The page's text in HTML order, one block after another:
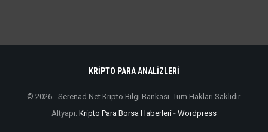
KRİPTO PARA ANALİZLERİ
© 2026 - Serenad.Net Kripto Bilgi Bankası. Tüm Hakları Saklıdır.
Altyapı: Kripto Para Borsa Haberleri - Wordpress